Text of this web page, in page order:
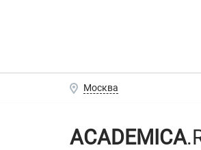
Москва
ACADEMICA